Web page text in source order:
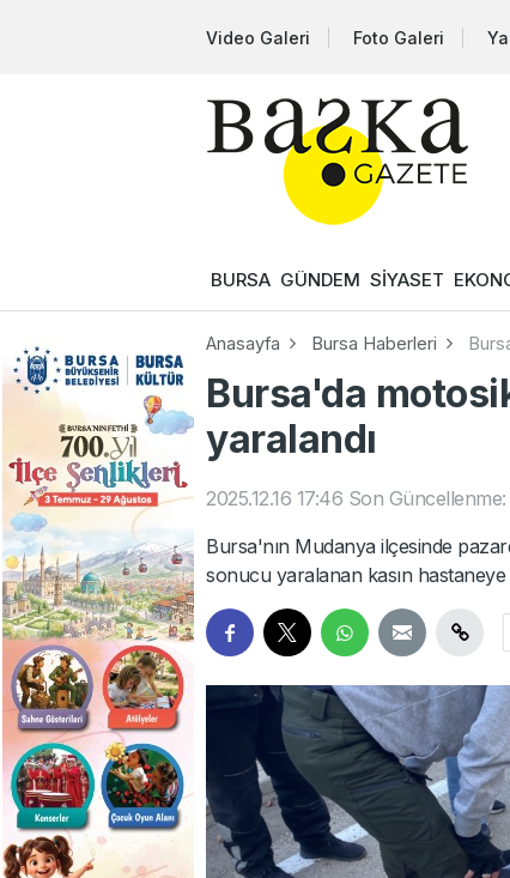
Video Galeri Foto Galeri
BURSA GÜNDEM SİYASET
Anasayfa Bursa Haberleri
Bursa'da
yaralandı
2025.12.16 17:46 Son Güncellenme:
Bursa'nın Mudanya ilçesinde
sonucu yaralanan kasın hastaneye